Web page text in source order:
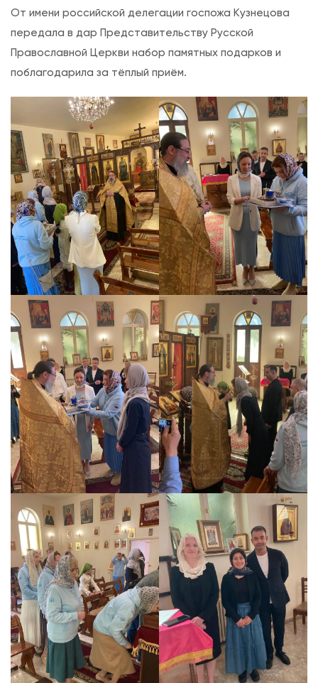
От имени российской делегации госпожа Кузнецова
передала в дар Представительству Русской
Православной Церкви набор памятных подарков и
поблагодарила за тёплый приём.